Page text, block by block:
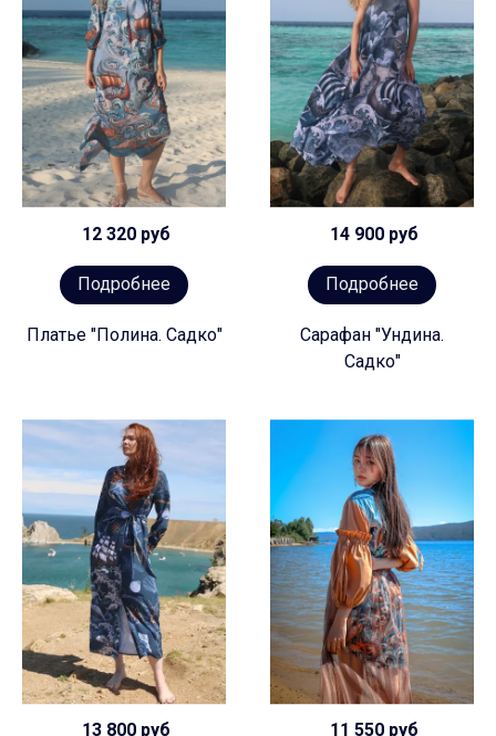
12 320 руб
Подробнее
Платье "Полина. Садко"
14 900 руб
Подробнее
Сарафан "Ундина.
Садко"
13 800 руб 11 550 руб